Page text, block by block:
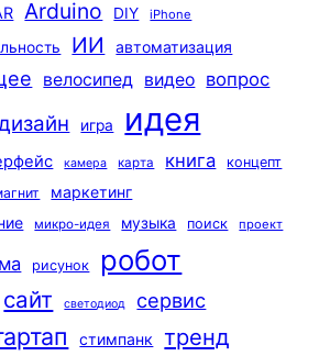
Arduino DIY iPhone
ИИ автоматизация
велосипед видео вопрос
игра идея
камера карта книга
концепт
маркетинг
микро-идея музыка поиск проект
рисунок робот
сайт светодиод сервис
стимпанк тренд